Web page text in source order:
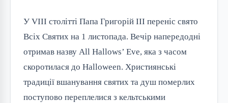
У VIII столітті Папа Григорій III переніс свято
Всіх Святих на 1 листопада. Вечір напередодні
отримав назву All Hallows’ Eve, яка з часом
скоротилася до Halloween. Християнські
традиції вшанування святих та душ померлих
поступово переплелися з кельтськими